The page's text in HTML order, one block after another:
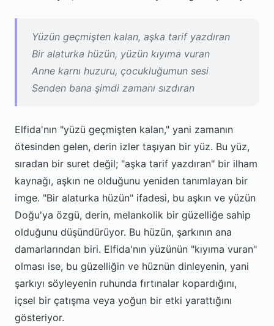
Yüzün geçmişten kalan, aşka tarif yazdıran
Bir alaturka hüzün, yüzün kıyıma vuran
Anne karnı huzuru, çocukluğumun sesi
Senden bana şimdi zamanı sızdıran
Elfida'nın "yüzü geçmişten kalan," yani zamanın
ötesinden gelen, derin izler taşıyan bir yüz. Bu yüz,
sıradan bir suret değil; "aşka tarif yazdıran" bir ilham
kaynağı, aşkın ne olduğunu yeniden tanımlayan bir
imge. "Bir alaturka hüzün" ifadesi, bu aşkın ve yüzün
Doğu'ya özgü, derin, melankolik bir güzelliğe sahip
olduğunu düşündürüyor. Bu hüzün, şarkının ana
damarlarından biri. Elfida'nın yüzünün "kıyıma vuran"
olması ise, bu güzelliğin ve hüznün dinleyenin, yani
şarkıyı söyleyenin ruhunda fırtınalar kopardığını,
içsel bir çatışma veya yoğun bir etki yarattığını
gösteriyor.